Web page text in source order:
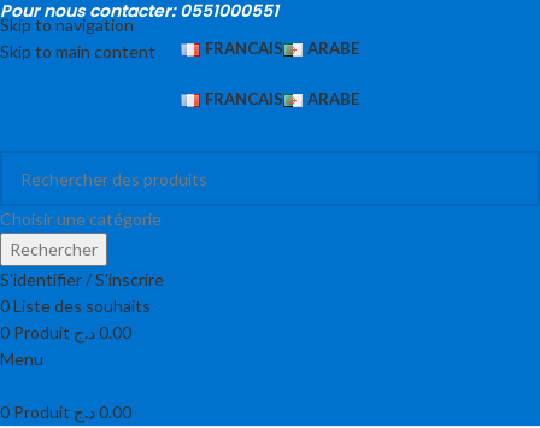
Skip to navigation
Skip to main content
Pour nous contacter: 0551000551
FRANCAIS ARABE
FRANCAIS ARABE
Choisir une catégorie
Rechercher
S'identifier / S'inscrire
0Liste des souhaits
0 Produit 0.00د.ج
Menu
0 Produit 0.00د.ج